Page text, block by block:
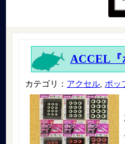
ACCEL『
カテゴリ： アクセル ポッ